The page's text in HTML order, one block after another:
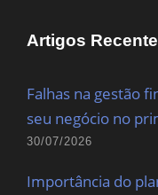
Artigos
Falhas na gestão
seu negócio no
30/07/2026
Importância do